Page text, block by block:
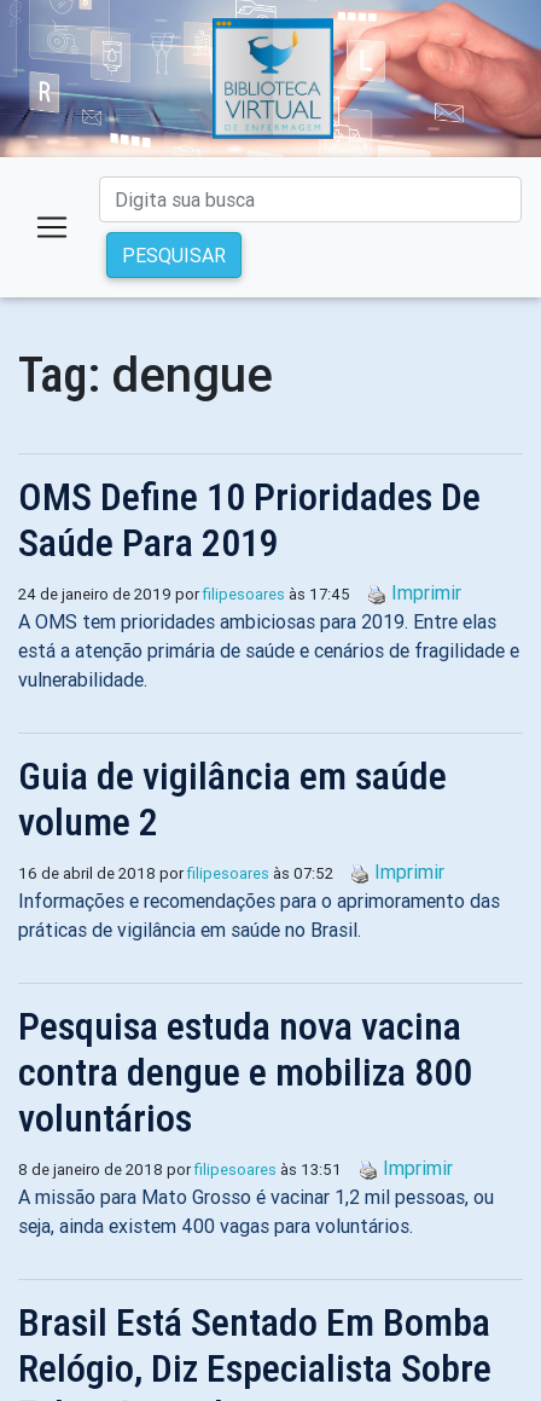
PESQUISAR
Tag: dengue
OMS Define 10 Prioridades De
Saúde Para 2019
24 de janeiro de 2019 porfilipesoares às 17:45
Imprimir
A OMS tem prioridades ambiciosas para 2019. Entre elas
está a atenção primária de saúde e cenários de fragilidade e
vulnerabilidade.
Guia de vigilância em saúde
volume 2
16 de abril de 2018 porfilipesoares às 07:52
Imprimir
Informações e recomendações para o aprimoramento das
práticas de vigilância em saúde no Brasil.
Pesquisa estuda nova vacina
contra dengue e mobiliza 800
voluntários
8 de janeiro de 2018 porfilipesoares às 13:51
Imprimir
A missão para Mato Grosso é vacinar 1,2 mil pessoas, ou
seja, ainda existem 400 vagas para voluntários.
Brasil Está Sentado Em Bomba
Relógio, Diz Especialista Sobre